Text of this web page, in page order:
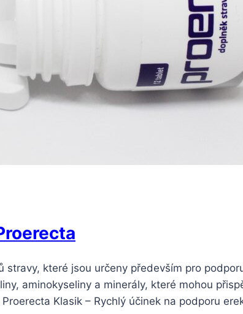
stravy, které jsou určeny především pro
aminokyseliny a minerály, které mohou
Klasik – Rychlý účinek na podporu